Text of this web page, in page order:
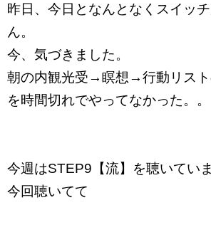
昨日、今日となんとなくスイッ
ん。
今、気づきました。
朝の内観光受→瞑想→行動リスト
を時間切れでやってなかった。。
今週はSTEP9【流】を聴いていま
今回聴いてて